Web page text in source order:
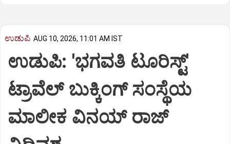
ಉಡುಪಿ AUG 10, 2026, 11:01 AM IST
ಉಡುಪಿ: 'ಭಗವತಿ ಟೂರಿಸ್ಟ್'
ಟ್ರಾವೆಲ್ ಬುಕ್ಕಿಂಗ್ ಸಂಸ್ಥೆಯ
ಮಾಲೀಕ ವಿನಯ್ ರಾಜ್